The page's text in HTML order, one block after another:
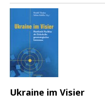
Ukraine im Visier